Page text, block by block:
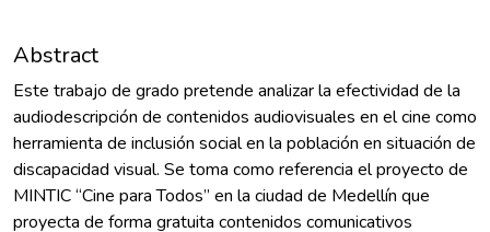
Abstract
Este trabajo de grado pretende analizar la efectividad de la
audiodescripción de contenidos audiovisuales en el cine como
herramienta de inclusión social en la población en situación de
discapacidad visual. Se toma como referencia el proyecto de
MINTIC “Cine para Todos” en la ciudad de Medellín que
proyecta de forma gratuita contenidos comunicativos